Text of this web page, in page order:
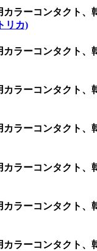
ラーコンタクト、
リカ)
ラーコンタクト、
ラーコンタクト、
ラーコンタクト、
ラーコンタクト、
ラーコンタクト、
ラーコンタクト、